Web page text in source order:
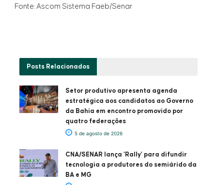
Fonte: Ascom Sistema Faeb/Senar
Posts Relacionados
Setor produtivo apresenta agenda
estratégica aos candidatos ao Governo
da Bahia em encontro promovido por
quatro federações
5 de agosto de 2026
CNA/SENAR lança ‘Rally’ para difundir
tecnologia a produtores do semiárido da
BA e MG